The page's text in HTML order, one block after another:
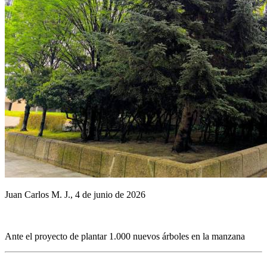
Juan Carlos M. J., 4 de junio de 2026
Ante el proyecto de plantar 1.000 nuevos árboles en la manzana